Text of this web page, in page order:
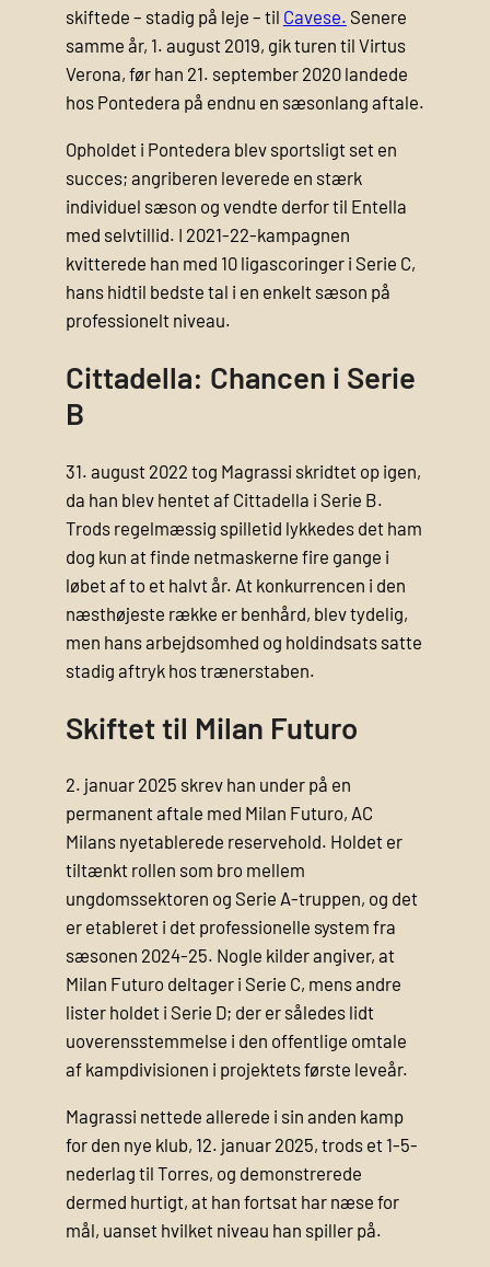
skiftede – stadig på leje – til Cavese. Senere
samme år, 1. august 2019, gik turen til Virtus
Verona, før han 21. september 2020 landede
hos Pontedera på endnu en sæsonlang aftale.
Opholdet i Pontedera blev sportsligt set en
succes; angriberen leverede en stærk
individuel sæson og vendte derfor til Entella
med selvtillid. I 2021-22-kampagnen
kvitterede han med 10 ligascoringer i Serie C,
hans hidtil bedste tal i en enkelt sæson på
professionelt niveau.
Cittadella: Chancen i Serie
B
31. august 2022 tog Magrassi skridtet op igen,
da han blev hentet af Cittadella i Serie B.
Trods regelmæssig spilletid lykkedes det ham
dog kun at finde netmaskerne fire gange i
løbet af to et halvt år. At konkurrencen i den
næsthøjeste række er benhård, blev tydelig,
men hans arbejdsomhed og holdindsats satte
stadig aftryk hos trænerstaben.
Skiftet til Milan Futuro
2. januar 2025 skrev han under på en
permanent aftale med Milan Futuro, AC
Milans nyetablerede reservehold. Holdet er
tiltænkt rollen som bro mellem
ungdomssektoren og Serie A-truppen, og det
er etableret i det professionelle system fra
sæsonen 2024-25. Nogle kilder angiver, at
Milan Futuro deltager i Serie C, mens andre
lister holdet i Serie D; der er således lidt
uoverensstemmelse i den offentlige omtale
af kampdivisionen i projektets første leveår.
Magrassi nettede allerede i sin anden kamp
for den nye klub, 12. januar 2025, trods et 1-5-
nederlag til Torres, og demonstrerede
dermed hurtigt, at han fortsat har næse for
mål, uanset hvilket niveau han spiller på.